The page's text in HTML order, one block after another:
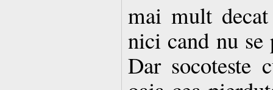
mai mult
nici cand nu se
Dar socoteste